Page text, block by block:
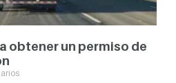
obtener un permiso de